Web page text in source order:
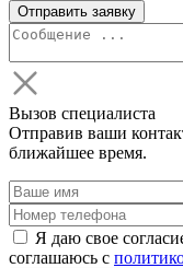
Вызов специалиста
Отправив ваши
ближайшее время.
Я даю свое
соглашаюсь с